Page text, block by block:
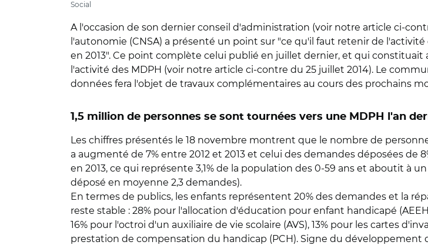
Social
A l'occasion de son dernier conseil d'administration (voir notre article ci-
l'autonomie (CNSA) a présenté un point sur "ce qu'il faut retenir de
en 2013". Ce point complète celui publié en juillet dernier, et qui
l'activité des MDPH (voir notre article ci-contre du 25 juillet 2014). Le
données fera l'objet de travaux complémentaires au cours des prochains
1,5 million de personnes se sont tournées vers une MDPH l'an
Les chiffres présentés le 18 novembre montrent que le nombre de
a augmenté de 7% entre 2012 et 2013 et celui des demandes déposées de
en 2013, ce qui représente 3,1% de la population des 0-59 ans et aboutit à
déposé en moyenne 2,3 demandes).
En termes de publics, les enfants représentent 20% des demandes et la
reste stable : 28% pour l'allocation d'éducation pour enfant handicapé
16% pour l'octroi d'un auxiliaire de vie scolaire (AVS), 13% pour les cartes
prestation de compensation du handicap (PCH). Signe du développement